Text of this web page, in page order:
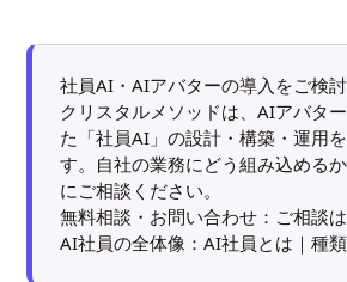
社員AI・AIアバターの導入をご検
クリスタルメソッドは、AIアバタ
た「社員AI」の設計・構築・運用
す。自社の業務にどう組み込める
にご相談ください。
無料相談・お問い合わせ： ご相談
AI社員の全体像： AI社員とは｜種